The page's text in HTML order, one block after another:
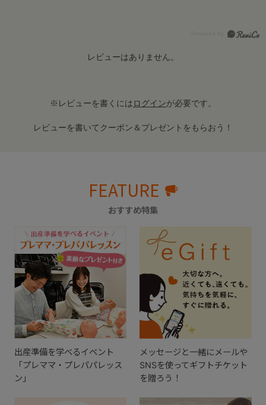
レビューはありません。
※レビューを書くにはログインが必要です。
レビューを書いてクーポン＆プレゼントをもらおう！
FEATURE
おすすめ特集
出産準備を学べるイベント
「プレママ・プレパパレッス
ン」
メッセージと一緒にメールや
SNSを使ってギフトチケット
を贈ろう！